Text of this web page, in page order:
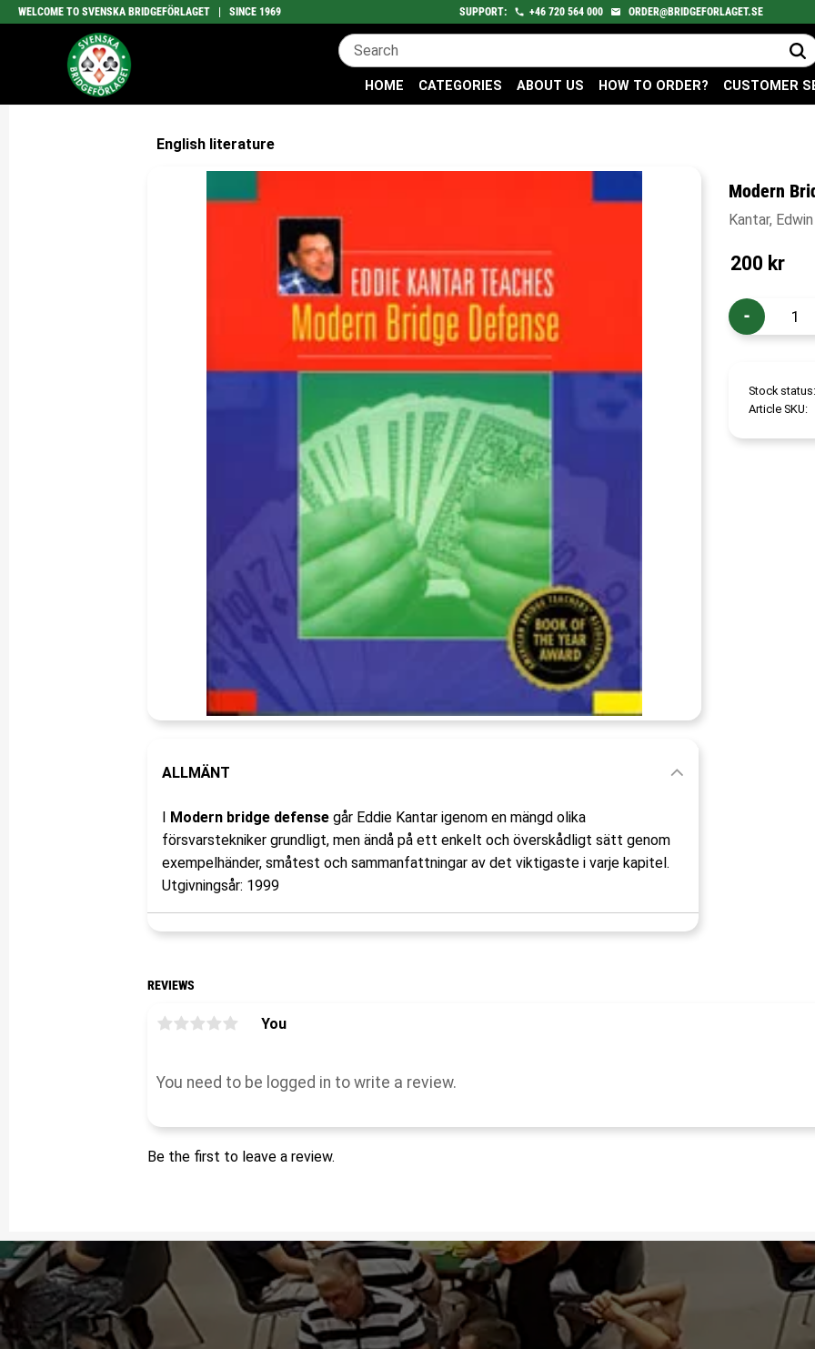
WELCOME TO SVENSKA BRIDGEFÖRLAGET | SINCE 1969 SUPPORT: +46 720 564 000 ORDER@BRIDGEFORLAGET.SE
HOME CATEGORIES ABOUT US HOW TO ORDER? CUSTOMER
English literature
Modern
Kantar,
200 kr
-
Stock status
Article SKU
ALLMÄNT
I Modern bridge defense går Eddie Kantar igenom en mängd olika
försvarstekniker grundligt, men ändå på ett enkelt och överskådligt sätt genom
exempelhänder, småtest och sammanfattningar av det viktigaste i varje kapitel.
Utgivningsår: 1999
REVIEWS
You
Be the first to leave a review.